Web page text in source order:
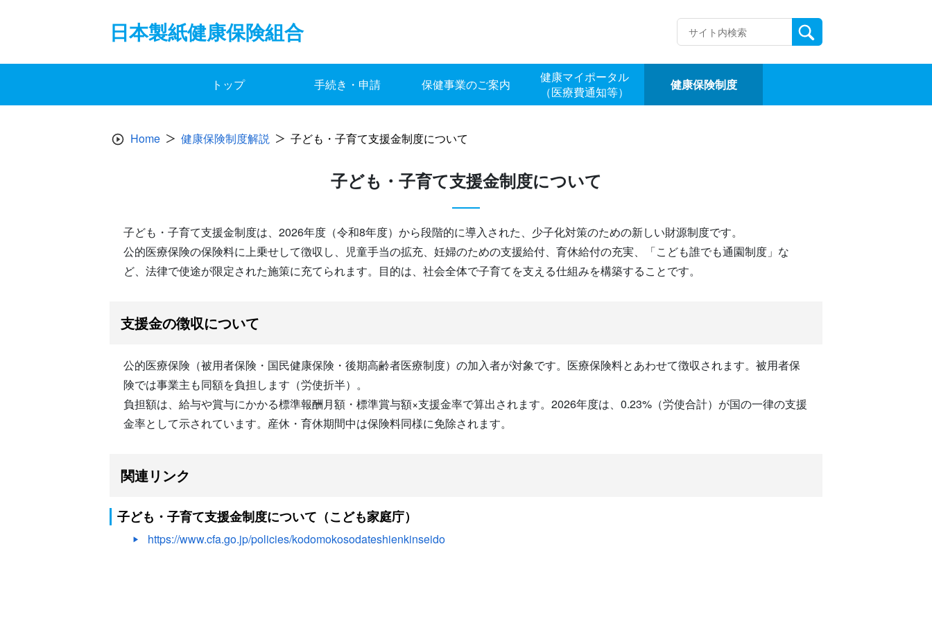
日本製紙健康保険組合
トップ 手続き・申請 保健事業のご案内
健康マイポータル
（医療費通知等）
健康保険制度
Home 健康保険制度解説 子ども・子育て支援金制度について
子ども・子育て支援金制度について
子ども・子育て支援金制度は、2026年度（令和8年度）から段階的に導入された、少子化対策のための新しい財源制度です。
公的医療保険の保険料に上乗せして徴収し、児童手当の拡充、妊婦のための支援給付、育休給付の充実、「こども誰でも通園制度」な
ど、法律で使途が限定された施策に充てられます。目的は、社会全体で子育てを支える仕組みを構築することです。
支援金の徴収について
公的医療保険（被用者保険・国民健康保険・後期高齢者医療制度）の加入者が対象です。医療保険料とあわせて徴収されます。被用者保
険では事業主も同額を負担します（労使折半）。
負担額は、給与や賞与にかかる標準報酬月額・標準賞与額×支援金率で算出されます。2026年度は、0.23%（労使合計）が国の一律の支援
金率として示されています。産休・育休期間中は保険料同様に免除されます。
関連リンク
子ども・子育て支援金制度について（こども家庭庁）
https://www.cfa.go.jp/policies/kodomokosodateshienkinseido